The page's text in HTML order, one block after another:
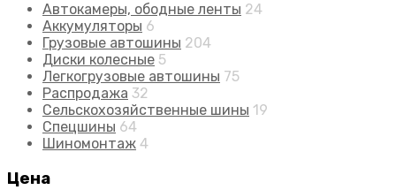
Автокамеры, ободные ленты 24
Аккумуляторы 6
Грузовые автошины 204
Диски колесные 5
Легкогрузовые автошины 75
Распродажа 32
Сельскохозяйственные шины 19
Спецшины 64
Шиномонтаж 4
Цена